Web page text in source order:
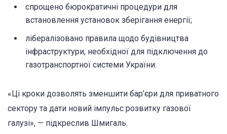
спрощено бюрократичні процедури для
встановлення установок зберігання енергії;
лібералізовано правила щодо будівництва
інфраструктури, необхідної для підключення до
газотранспортної системи України.
«Ці кроки дозволять зменшити бар’єри для приватного
сектору та дати новий імпульс розвитку газової
галузі», — підкреслив Шмигаль.